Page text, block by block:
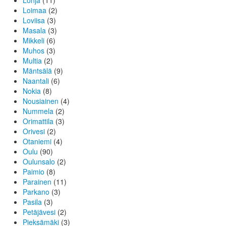
Loimaa (2)
Loviisa (3)
Masala (3)
Mikkeli (6)
Muhos (3)
Multia (2)
Mäntsälä (9)
Naantali (6)
Nokia (8)
Nousiainen (4)
Nummela (2)
Orimattila (3)
Orivesi (2)
Otaniemi (4)
Oulu (90)
Oulunsalo (2)
Paimio (8)
Parainen (11)
Parkano (3)
Pasila (3)
Petäjävesi (2)
Pieksämäki (3)